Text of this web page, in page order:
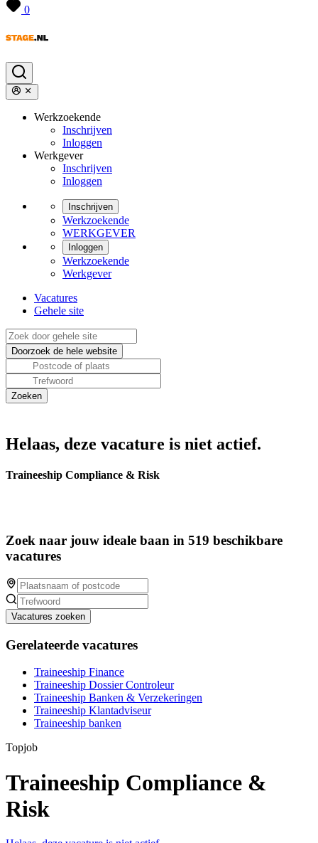
0
Werkzoekende
Inschrijven
Inloggen
Werkgever
Inschrijven
Inloggen
Inschrijven
Werkzoekende
WERKGEVER
Inloggen
Werkzoekende
Werkgever
Vacatures
Gehele site
Helaas, deze vacature is niet actief.
Traineeship Compliance & Risk
Zoek naar jouw ideale baan in 519 beschikbare
vacatures
Vacatures zoeken
Gerelateerde vacatures
Traineeship Finance
Traineeship Dossier Controleur
Traineeship Banken & Verzekeringen
Traineeship Klantadviseur
Traineeship banken
Topjob
Traineeship Compliance &
Risk